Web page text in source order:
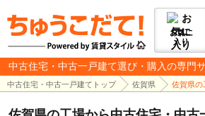
お気に
入り
中古住宅・中古一戸建て選び・購入の専門
中古住宅・中古一戸建てトップ 佐賀県 佐賀県の